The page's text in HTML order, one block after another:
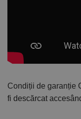
Condiții de garanție
fi descărcat